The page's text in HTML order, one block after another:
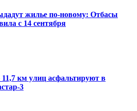
жилье по-новому: Отбасы
с 14 сентября
км улиц асфальтируют в
3